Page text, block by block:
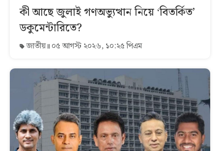
কী আছে জুলাই গণঅভ্যুত্থান নিয়ে ‘বিতর্কিত’
ডকুমেন্টারিতে?
জাতীয় ০৫ আগস্ট ২০২৬, ১০:২৫ পিএম